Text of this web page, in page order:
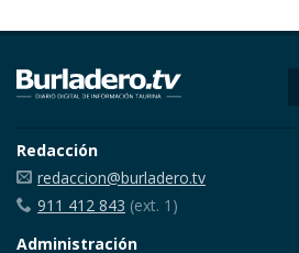
Redacción
redaccion@burladero.tv
911 412 843 (ext. 1)
Administración